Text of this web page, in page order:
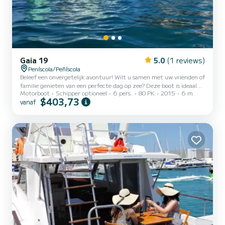
Gaia 19 5.0 (1 reviews)
Peníscola/Peñíscola
Beleef een onvergetelijk avontuur! Wilt u samen met uw vrienden of
familie genieten van een perfecte dag op zee? Deze boot is ideaal
voor u! Optionele schipper 20 euro per uur / CONSULT HALVE
DAG 4 uur Bootbeschrijving: Naam van de boot: KRISTINA DE
motor Geluidssysteem met Bluetooth aansluiting Draagbare
koelkast Zonnescherm Reddingsvesten en veiligheidsuitrusting
Douche Zwemtr...
Motorboot Schipper optioneel 6 pers. 80 PK 2015 6 m
vanaf $403,73